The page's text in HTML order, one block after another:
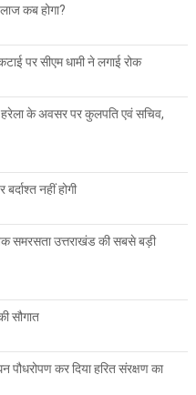
कब होगा?
पर सीएम धामी ने लगाई रोक
हरेला के अवसर पर कुलपति एवं सचिव,
नहीं होगी
समरसता उत्तराखंड की सबसे बड़ी
सौगात
पौधरोपण कर दिया हरित संरक्षण का